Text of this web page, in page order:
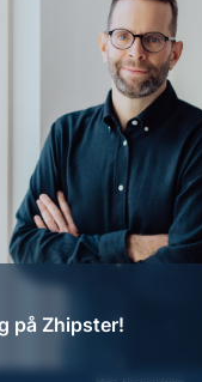
på Zhipster!